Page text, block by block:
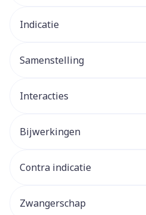
Indicatie
Samenstelling
Interacties
Bijwerkingen
Contra indicatie
Zwangerschap